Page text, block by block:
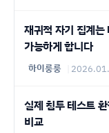
재귀적 자기 집계
가능하게 합니다
하이룽룽
실제 침투 테스트
비교